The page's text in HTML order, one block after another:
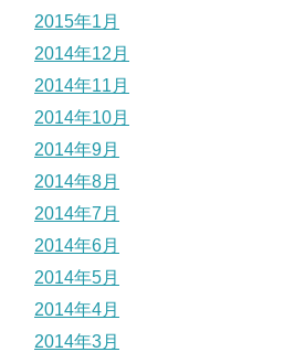
2015年1月
2014年12月
2014年11月
2014年10月
2014年9月
2014年8月
2014年7月
2014年6月
2014年5月
2014年4月
2014年3月